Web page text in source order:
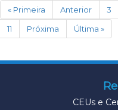
« Primeira Anterior 3
11
Próxima Última »
CEUs e